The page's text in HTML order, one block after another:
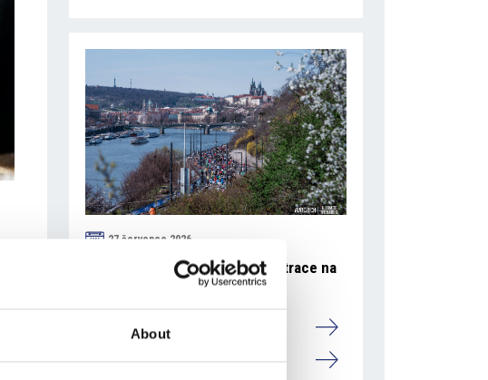
About
27 července 2026
RunCzech změnil způsob registrace na
Generali půlmaraton Praha
Camic a členové
Česká republika